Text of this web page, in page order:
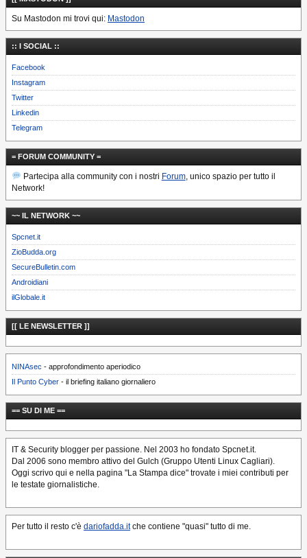
Su Mastodon mi trovi qui: Mastodon
:: I SOCIAL ::
Facebook
Instagram
Twitter
Linkedin
Telegram
= FORUM COMMUNITY =
Partecipa alla community con i nostri Forum, unico spazio per tutto il
Network!
~~ IL NETWORK ~~
Spcnet.it
ZioBudda.org
SecureBulletin.com
Androidiani
ilGlobale.it
[[ LE NEWSLETTER ]]
NINAsec - approfondimento aperiodico
Il Punto Cyber - il briefing italiano giornaliero
== SU DI ME ==
IT & Security blogger per passione. Nel 2003 ho fondato Spcnet.it.
Dal 2006 sono membro attivo del Gulch (Gruppo Utenti Linux Cagliari).
Oggi scrivo qui e nella pagina "La Stampa dice" trovate i miei contributi per
le testate giornalistiche.
Per tutto il resto c'è dariofadda.itche contiene "quasi" tutto di me.